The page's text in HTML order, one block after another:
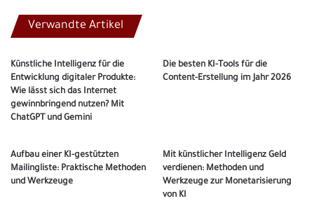
Verwandte Artikel
Künstliche Intelligenz für die
Entwicklung digitaler Produkte:
Wie lässt sich das Internet
gewinnbringend nutzen? Mit
ChatGPT und Gemini
Die besten KI-Tools für die
Content-Erstellung im Jahr 2026
Aufbau einer KI-gestützten
Mailingliste: Praktische Methoden
und Werkzeuge
Mit künstlicher Intelligenz Geld
verdienen: Methoden und
Werkzeuge zur Monetarisierung
von KI